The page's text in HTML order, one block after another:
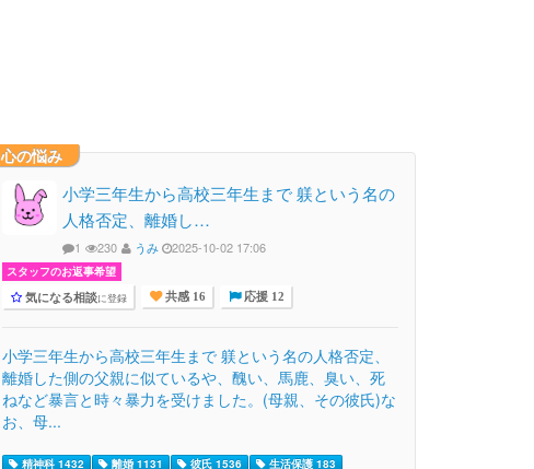
心の悩み
小学三年生から高校三年生まで 躾という名の
人格否定、離婚し…
1 230 うみ 2025-10-02 17:06
スタッフのお返事希望
気になる相談に登録 共感 16 応援 12
小学三年生から高校三年生まで 躾という名の人格否定、
離婚した側の父親に似ているや、醜い、馬鹿、臭い、死
ねなど暴言と時々暴力を受けました。(母親、その彼氏)な
お、母...
精神科 1432 離婚 1131 彼氏 1536 生活保護 183